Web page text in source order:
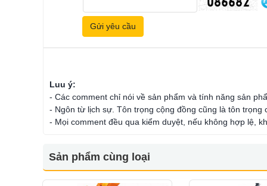
Luu ý:
- Các comment chỉ nói về sản phẩm và tính năng sản
- Ngôn từ lịch sự. Tôn trọng cộng đồng cũng là tôn trọng
- Mọi comment đều qua kiểm duyệt, nếu không hợp lệ,
Sản phẩm cùng loại